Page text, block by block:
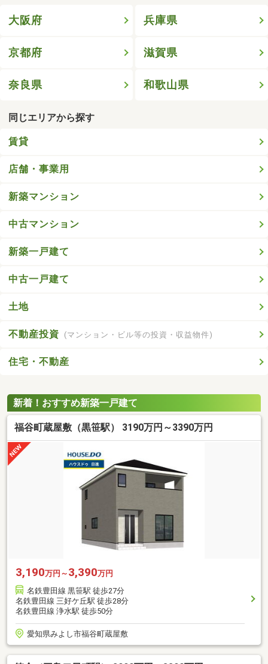
大阪府 兵庫県
京都府 滋賀県
奈良県 和歌山県
同じエリアから探す
賃貸
店舗・事業用
新築マンション
中古マンション
新築一戸建て
中古一戸建て
土地
不動産投資 (マンション・ビル等の投資・収益物件)
住宅・不動産
新着！おすすめ新築一戸建て
福谷町蔵屋敷（黒笹駅） 3190万円～3390万円
3,190万円～ 3,390万円
名鉄豊田線 黒笹駅 徒歩27分
名鉄豊田線 三好ケ丘駅 徒歩28分
名鉄豊田線 浄水駅 徒歩50分
愛知県みよし市福谷町蔵屋敷